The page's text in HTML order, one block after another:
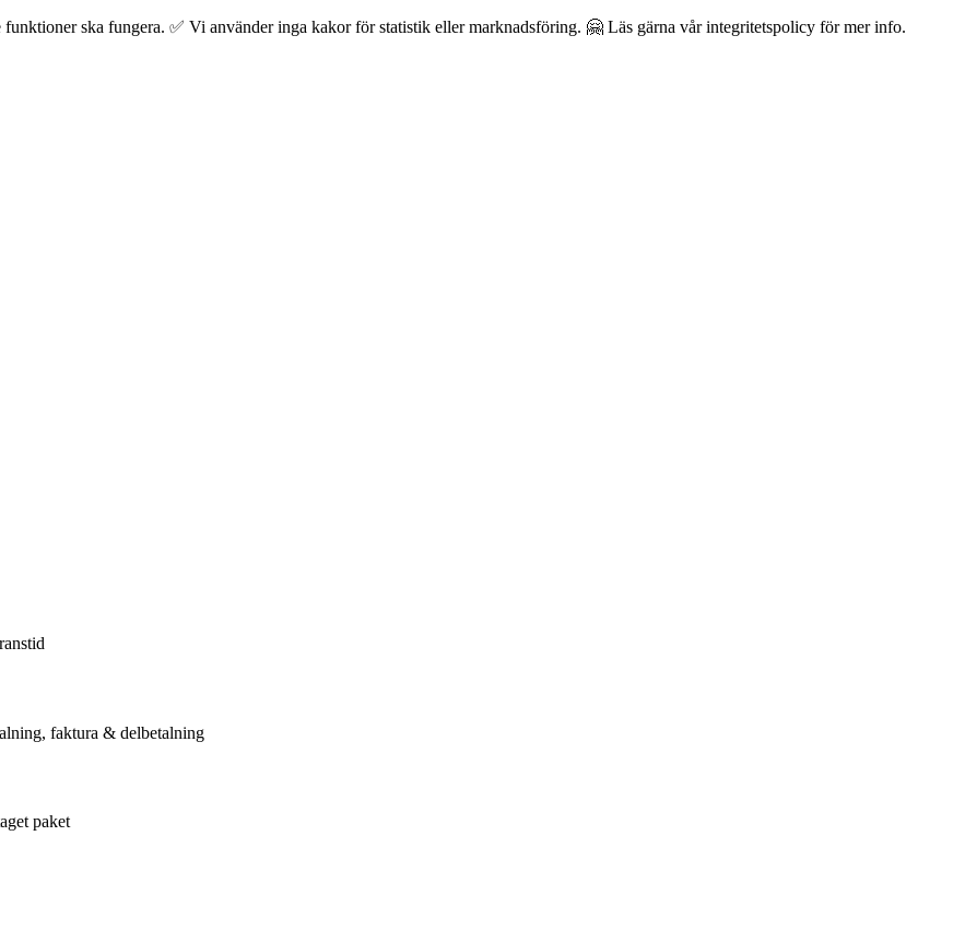
ska fungera. ✅ Vi använder inga kakor för statistik eller marknadsföring. 🤗 Läs gärna vår integritetspolicy för mer info.
faktura & delbetalning
paket